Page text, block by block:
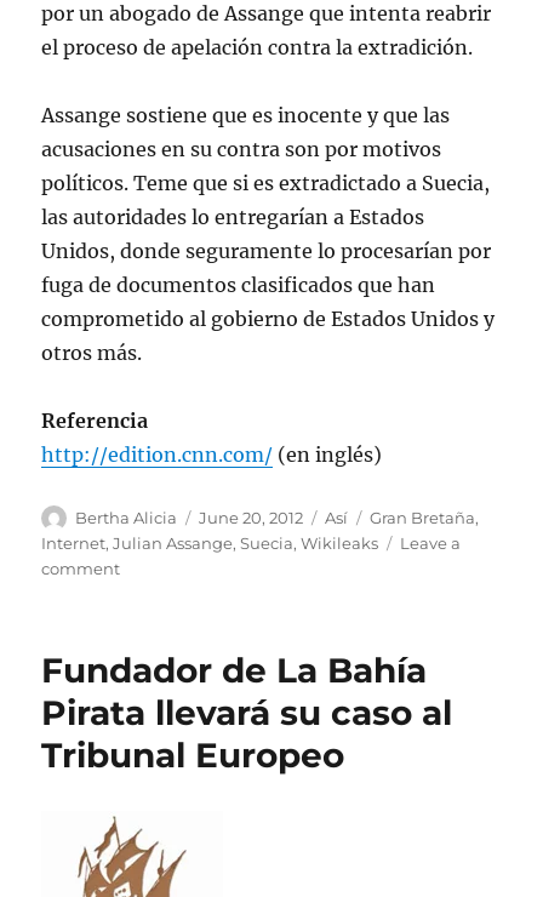
por un abogado de Assange que intenta reabrir
el proceso de apelación contra la extradición.
Assange sostiene que es inocente y que las
acusaciones en su contra son por motivos
políticos. Teme que si es extradictado a Suecia,
las autoridades lo entregarían a Estados
Unidos, donde seguramente lo procesarían por
fuga de documentos clasificados que han
comprometido al gobierno de Estados Unidos y
otros más.
Referencia
http://edition.cnn.com/ (en inglés)
Author
Bertha Alicia
Posted
on
June 20, 2012 Categories
Así Tags
Gran Bretaña,
Internet,Julian Assange,Suecia,Wikileaks
Leave a
commenton
asilo
en
la
embajada
Fundador de La Bahía
Pirata llevará su caso al
Tribunal Europeo